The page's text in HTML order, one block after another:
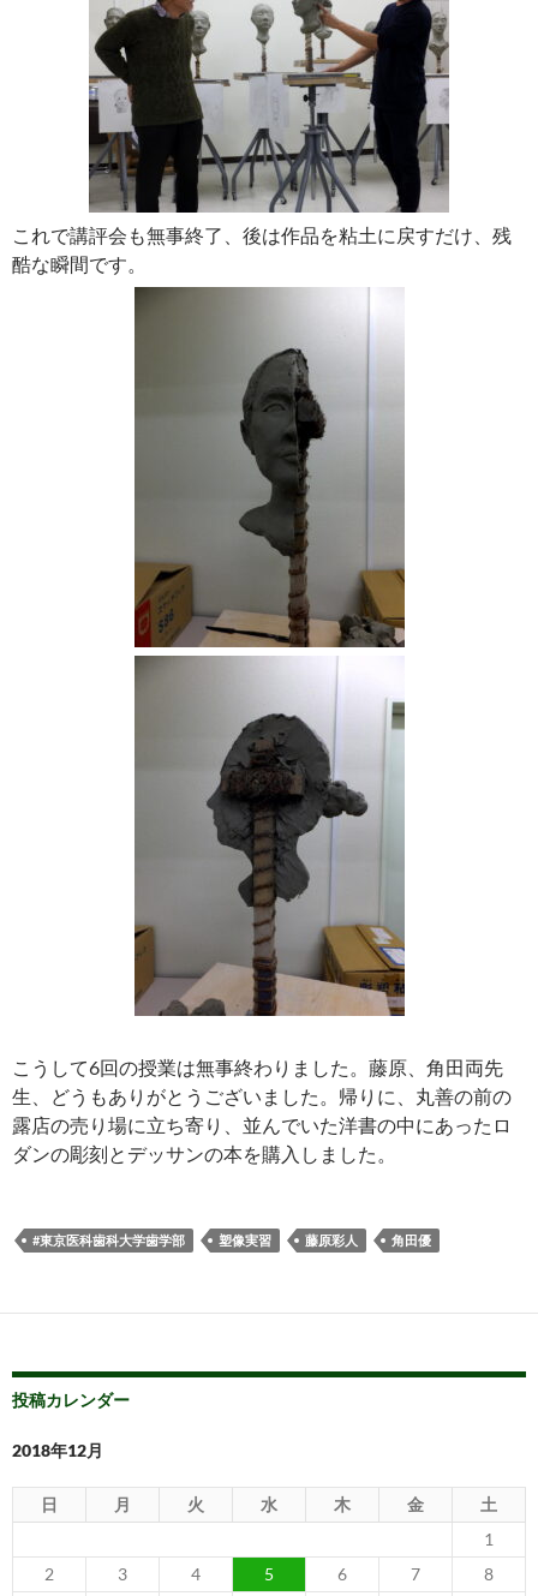
これで講評会も無事終了、後は作品を粘土に戻すだけ、残
酷な瞬間です。
こうして6回の授業は無事終わりました。藤原、角田両先
生、どうもありがとうございました。帰りに、丸善の前の
露店の売り場に立ち寄り、並んでいた洋書の中にあったロ
ダンの彫刻とデッサンの本を購入しました。
#東京医科歯科大学歯学部 塑像実習 藤原彩人 角田優
投稿カレンダー
2018年12月
日 月 火 水 木 金
土
1
2
3 4 5 6 7
8